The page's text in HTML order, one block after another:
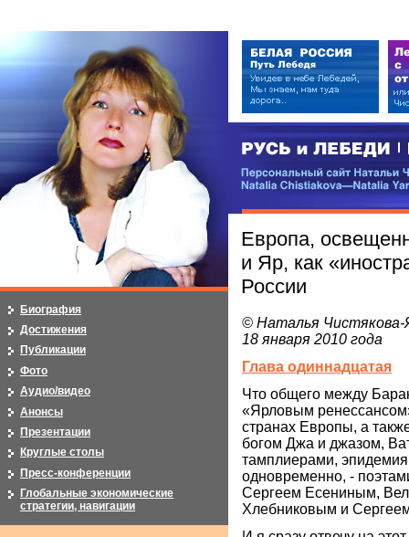
РУСЬ и ЛЕБЕДИ | RUSI —
Персональный сайт Натальи
Европа,
и Яр, как
России
© Наталья Чистякова-
18 января 2010 года
Глава одиннадцатая
Что общего между
«Ярловым
странах Европы, а
богом Джа и джазом,
тамплиерами,
одновременно, -
Сергеем Есениным,
Хлебниковым и
Биография
Достижения
Публикации
Фото
Аудио/видео
Анонсы
Презентации
Круглые столы
Пресс-конференции
Глобальные экономические
стратегии, навигации